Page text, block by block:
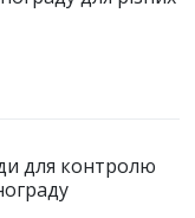
для контролю